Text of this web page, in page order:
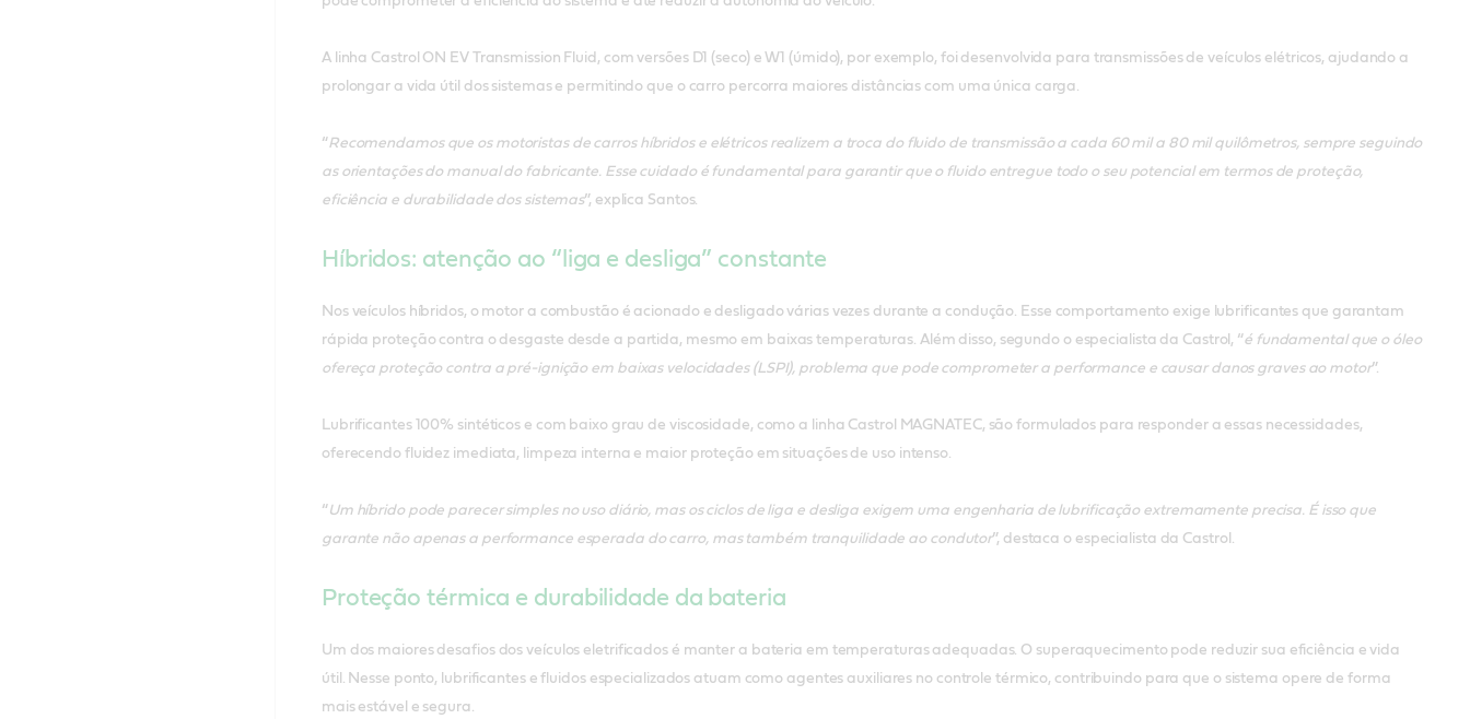
A linha Castrol ON EV Transmission Fluid, com versões D1 (seco) e W1 (úmido), por exemplo, foi desenvolvida para transmissões de veículos elétricos, ajudando a
prolongar a vida útil dos sistemas e permitindo que o carro percorra maiores distâncias com uma única carga.
“Recomendamos que os motoristas de carros híbridos e elétricos realizem a troca do fluido de transmissão a cada 60 mil a 80 mil quilômetros, sempre seguindo
as orientações do manual do fabricante. Esse cuidado é fundamental para garantir que o fluido entregue todo o seu potencial em termos de proteção,
eficiência e durabilidade dos sistemas”, explica Santos.
Híbridos: atenção ao “liga e desliga” constante
Nos veículos híbridos, o motor a combustão é acionado e desligado várias vezes durante a condução. Esse comportamento exige lubrificantes que garantam
rápida proteção contra o desgaste desde a partida, mesmo em baixas temperaturas. Além disso, segundo o especialista da Castrol, “é fundamental que o óleo
ofereça proteção contra a pré-ignição em baixas velocidades (LSPI), problema que pode comprometer a performance e causar danos graves ao motor”.
Lubrificantes 100% sintéticos e com baixo grau de viscosidade, como a linha Castrol MAGNATEC, são formulados para responder a essas necessidades,
oferecendo fluidez imediata, limpeza interna e maior proteção em situações de uso intenso.
“ Um híbrido pode parecer simples no uso diário, mas os ciclos de liga e desliga exigem uma engenharia de lubrificação extremamente precisa. É isso que
garante não apenas a performance esperada do carro, mas também tranquilidade ao condutor”, destaca o especialista da Castrol.
Proteção térmica e durabilidade da bateria
Um dos maiores desafios dos veículos eletrificados é manter a bateria em temperaturas adequadas. O superaquecimento pode reduzir sua eficiência e vida
útil. Nesse ponto, lubrificantes e fluidos especializados atuam como agentes auxiliares no controle térmico, contribuindo para que o sistema opere de forma
mais estável e segura.